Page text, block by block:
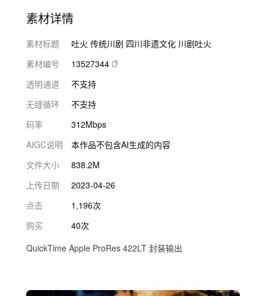
素材详情
素材标题
吐火 传统川剧 四川非遗文化 川剧吐火
素材编号
13527344
透明通道
不支持
无缝循环
不支持
码率
312Mbps
AIGC说明
本作品不包含AI生成的内容
文件大小
838.2M
上传日期
2023-04-26
点击
1,196次
购买
40次
QuickTime Apple ProRes 422LT 封装输出